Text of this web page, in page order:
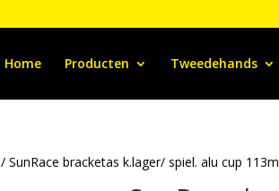
Home Producten Tweedehands
/ SunRace bracketas k.lager/ spiel. alu cup